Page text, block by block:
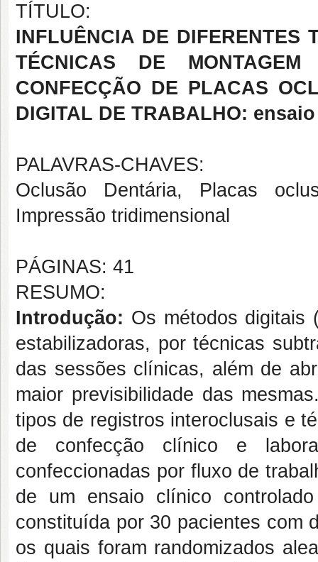
TÍTULO:
INFLUÊNCIA DE DIFERENTES
TÉCNICAS DE
CONFECÇÃO DE PLACAS
DIGITAL DE TRABALHO:
PALAVRAS-CHAVES:
Oclusão Dentária, Placas
Impressão tridimensional
PÁGINAS: 41
RESUMO:
Introdução: Os métodos digitais
estabilizadoras, por técnicas
das sessões clínicas, além de
maior previsibilidade das
tipos de registros interoclusais e
de confecção clínico e
confeccionadas por fluxo de
de um ensaio clínico
constituída por 30 pacientes com
os quais foram randomizados